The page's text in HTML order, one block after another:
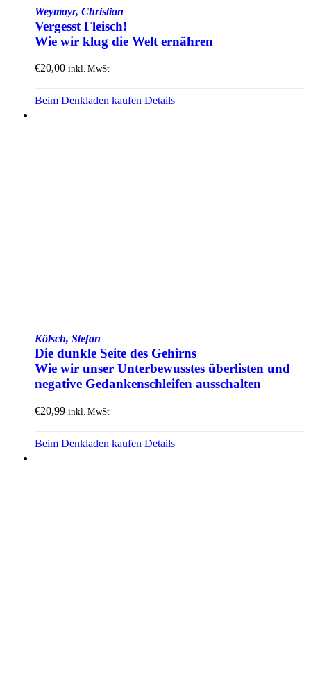
Weymayr, Christian
Vergesst Fleisch!
Wie wir klug die Welt ernähren
€20,00 inkl. MwSt
Beim Denkladen kaufen Details
Kölsch, Stefan
Die dunkle Seite des Gehirns
Wie wir unser Unter­bewusstes überlisten und
negative Gedanken­schleifen ausschalten
€20,99 inkl. MwSt
Beim Denkladen kaufen Details